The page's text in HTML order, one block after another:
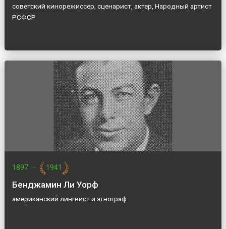
советский кинорежиссер, сценарист, актер, Народный артист
РСФСР
1897 — 1941
Бенджамин Ли Уорф
американский лингвист и этнограф